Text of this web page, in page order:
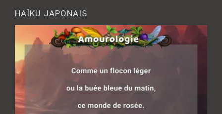
HAÎKU JAPONAIS